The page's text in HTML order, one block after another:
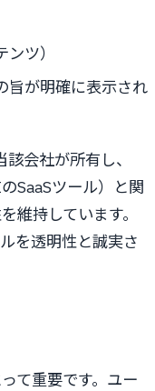
ツ）
旨が明確に表示され
会社が所有し、
SaaSツール）と関
維持しています。
を透明性と誠実さ
て重要です。ユー